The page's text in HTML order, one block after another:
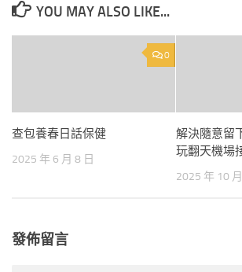
YOU MAY ALSO LIKE...
0
查包養春日話保健
2025 年 6 月 8 日
解決隨意留
玩翻天機場
2025 年 10
發佈留言